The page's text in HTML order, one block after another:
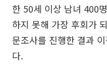
한 50세 이상 남녀 400
하지 못해 가장 후회가
문조사를 진행한 결과
다.